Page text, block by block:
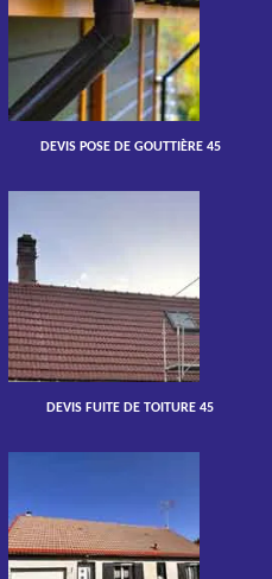
DEVIS POSE DE GOUTTIÈRE 45
DEVIS FUITE DE TOITURE 45